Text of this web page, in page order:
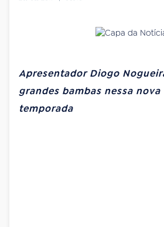
Apresentador Diogo
grandes bambas nessa
temporada